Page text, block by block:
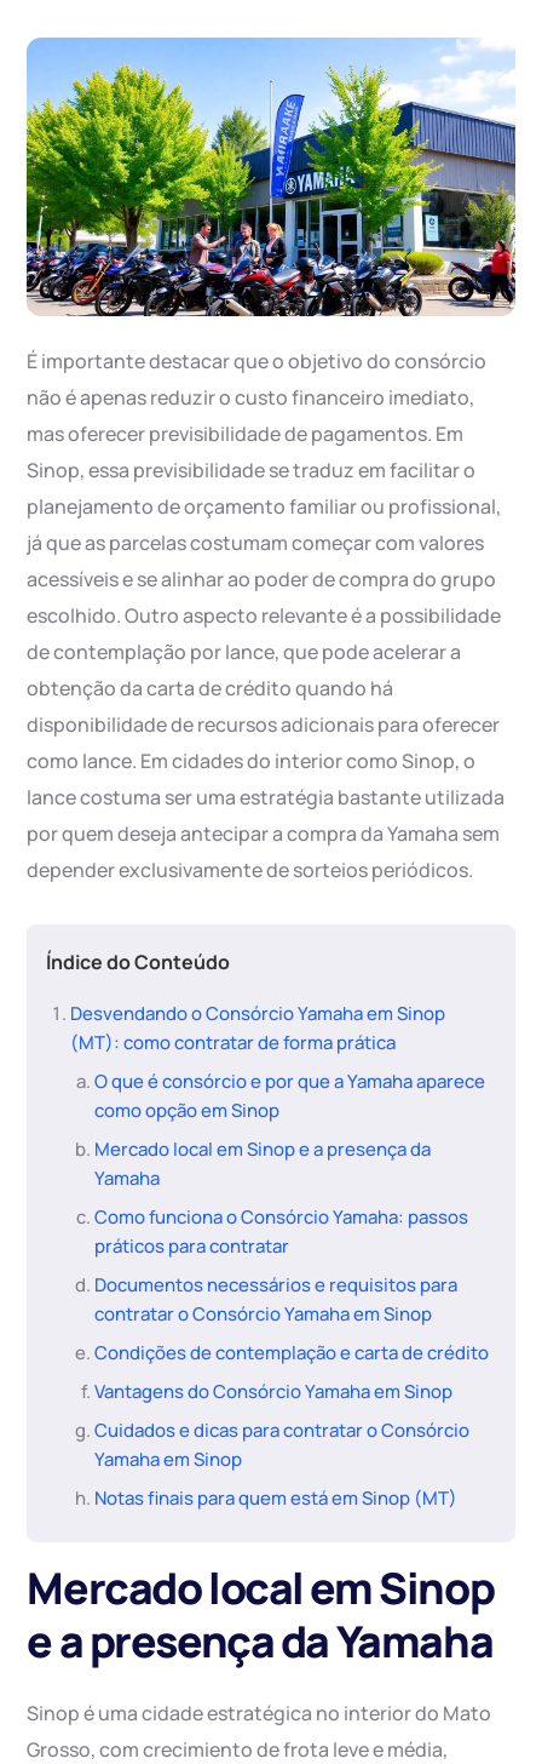
É importante destacar que o objetivo do consórcio
não é apenas reduzir o custo financeiro imediato,
mas oferecer previsibilidade de pagamentos. Em
Sinop, essa previsibilidade se traduz em facilitar o
planejamento de orçamento familiar ou profissional,
já que as parcelas costumam começar com valores
acessíveis e se alinhar ao poder de compra do grupo
escolhido. Outro aspecto relevante é a possibilidade
de contemplação por lance, que pode acelerar a
obtenção da carta de crédito quando há
disponibilidade de recursos adicionais para oferecer
como lance. Em cidades do interior como Sinop, o
lance costuma ser uma estratégia bastante utilizada
por quem deseja antecipar a compra da Yamaha sem
depender exclusivamente de sorteios periódicos.
Índice do Conteúdo
Desvendando o Consórcio Yamaha em Sinop
(MT): como contratar de forma prática
O que é consórcio e por que a Yamaha aparece
como opção em Sinop
Mercado local em Sinop e a presença da
Yamaha
Como funciona o Consórcio Yamaha: passos
práticos para contratar
Documentos necessários e requisitos para
contratar o Consórcio Yamaha em Sinop
Condições de contemplação e carta de crédito
Vantagens do Consórcio Yamaha em Sinop
Cuidados e dicas para contratar o Consórcio
Yamaha em Sinop
Notas finais para quem está em Sinop (MT)
Mercado local em Sinop
e a presença da Yamaha
Sinop é uma cidade estratégica no interior do Mato
Grosso, com crecimiento de frota leve e média,